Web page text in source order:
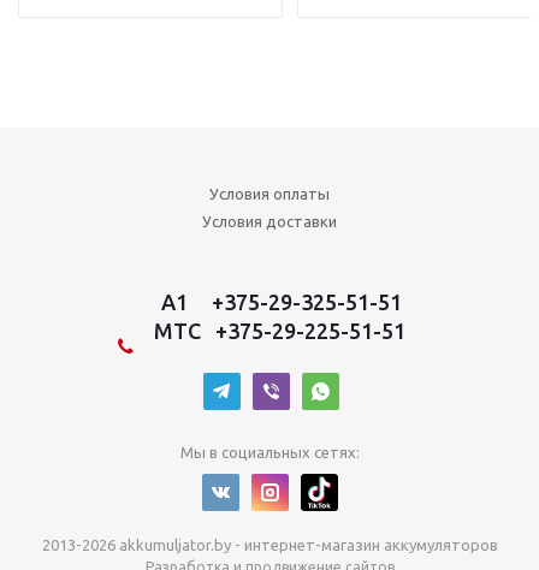
Условия оплаты
Условия доставки
A1 +375-29-325-51-51
MTC +375-29-225-51-51
Мы в социальных сетях:
2013-2026 akkumuljator.by - интернет-магазин аккумуляторов